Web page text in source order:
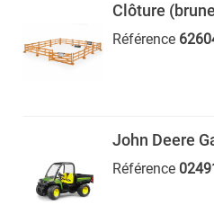
Clôture
Référence
John Deere
Référence